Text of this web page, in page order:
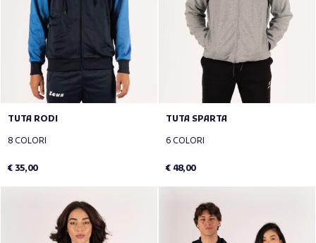
TUTA RODI
8 COLORI
€ 35,00
TUTA SPARTA
6 COLORI
€ 48,00